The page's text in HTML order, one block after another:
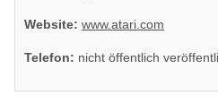
Website: www.atari.com
Telefon: nicht öffentlich